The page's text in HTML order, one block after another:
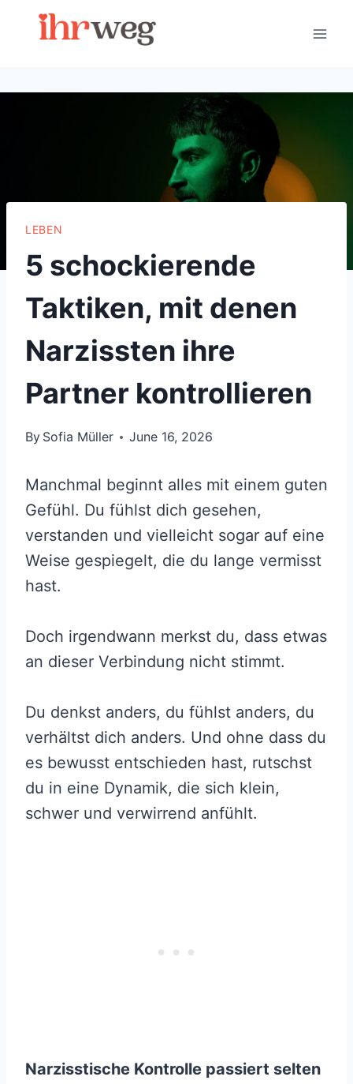
LEBEN
5 schockierende
Taktiken, mit denen
Narzissten ihre
Partner kontrollieren
By Sofia Müller June 16, 2026
Manchmal beginnt alles mit einem guten
Gefühl. Du fühlst dich gesehen,
verstanden und vielleicht sogar auf eine
Weise gespiegelt, die du lange vermisst
hast.
Doch irgendwann merkst du, dass etwas
an dieser Verbindung nicht stimmt.
Du denkst anders, du fühlst anders, du
verhältst dich anders. Und ohne dass du
es bewusst entschieden hast, rutschst
du in eine Dynamik, die sich klein,
schwer und verwirrend anfühlt.
Narzisstische Kontrolle passiert selten